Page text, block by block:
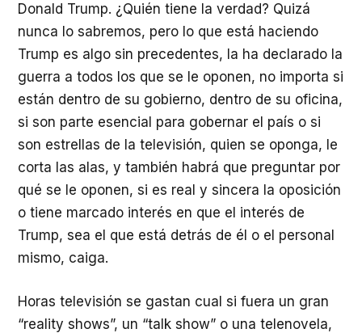
Donald Trump. ¿Quién tiene la verdad? Quizá
nunca lo sabremos, pero lo que está haciendo
Trump es algo sin precedentes, la ha declarado la
guerra a todos los que se le oponen, no importa si
están dentro de su gobierno, dentro de su oficina,
si son parte esencial para gobernar el país o si
son estrellas de la televisión, quien se oponga, le
corta las alas, y también habrá que preguntar por
qué se le oponen, si es real y sincera la oposición
o tiene marcado interés en que el interés de
Trump, sea el que está detrás de él o el personal
mismo, caiga.
Horas televisión se gastan cual si fuera un gran
“reality shows”, un “talk show” o una telenovela,